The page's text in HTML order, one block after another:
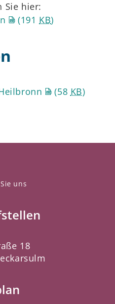
Sie hier:
(191 KB)
(58 KB)
uns
18